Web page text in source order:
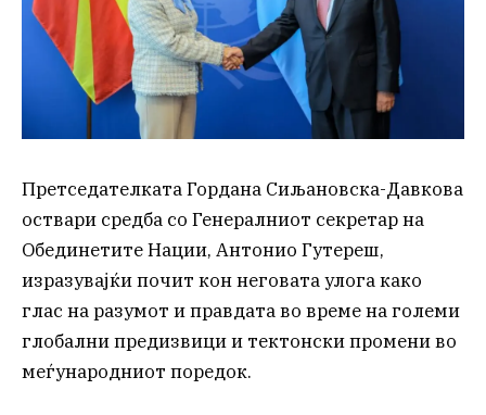
Претседателката Гордана Сиљановска-Давкова
оствари средба со Генералниот секретар на
Обединетите Нации, Антонио Гутереш,
изразувајќи почит кон неговата улога како
глас на разумот и правдата во време на големи
глобални предизвици и тектонски промени во
меѓународниот поредок.